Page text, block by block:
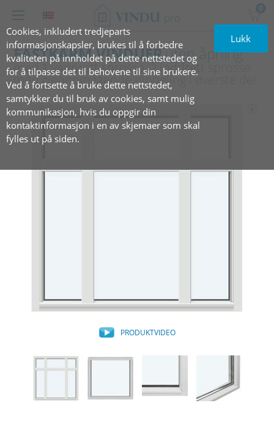
Cookies, inkludert tredjeparts
informasjonskapsler, brukes til å forbedre
kvaliteten på innholdet på dette nettstedet og
for å tilpasse det til behovene til sine brukere.
Ved å fortsette å bruke dette nettstedet,
samtykker du til bruk av cookies, samt mulig
kommunikasjon, hvis du oppgir din
kontaktinformasjon i en av skjemaer som skal
fylles ut på siden.
Lukk
0
FASTKARM VINDUERuten åpning
med 1 vannrett sprosse, 2 loddrett sprosse
med gjennomgående inndeling i øverste del
PRODUKTVIDEO